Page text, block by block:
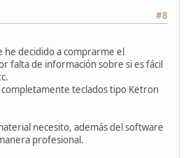
#8
he decidido a comprarme el
falta de información sobre si es fácil
teclados tipo Ketron
necesito, además del software
profesional.